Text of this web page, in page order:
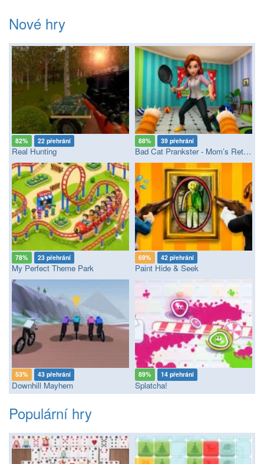
Nové hry
82% 22 přehrání
Real Hunting
88% 39 přehrání
Bad Cat Prankster - Mom’s Return
78% 23 přehrání
My Perfect Theme Park
69% 42 přehrání
Paint Hide & Seek
53% 43 přehrání
Downhill Mayhem
89% 14 přehrání
Splatcha!
Populární hry